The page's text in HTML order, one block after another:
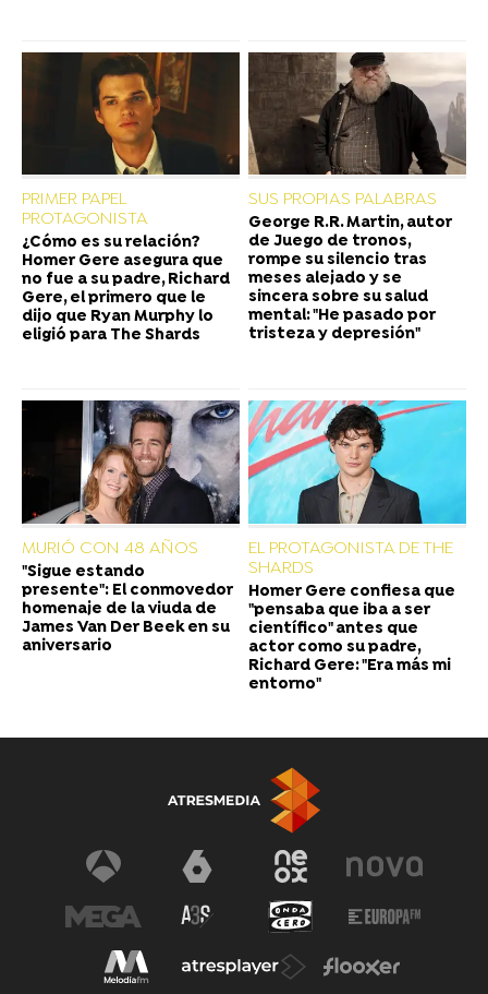
PRIMER PAPEL
PROTAGONISTA
¿Cómo es su relación?
Homer Gere asegura que
no fue a su padre, Richard
Gere, el primero que le
dijo que Ryan Murphy lo
eligió para The Shards
SUS PROPIAS PALABRAS
George R.R. Martin, autor
de Juego de tronos,
rompe su silencio tras
meses alejado y se
sincera sobre su salud
mental: "He pasado por
tristeza y depresión"
MURIÓ CON 48 AÑOS
"Sigue estando
presente": El conmovedor
homenaje de la viuda de
James Van Der Beek en su
aniversario
EL PROTAGONISTA DE THE
SHARDS
Homer Gere confiesa que
"pensaba que iba a ser
científico" antes que
actor como su padre,
Richard Gere: "Era más mi
entorno"